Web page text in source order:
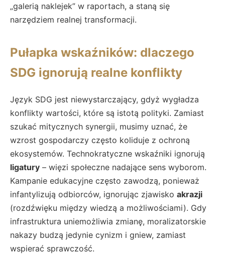
„galerią naklejek” w raportach, a staną się
narzędziem realnej transformacji.
Pułapka wskaźników: dlaczego
SDG ignorują realne konflikty
Język SDG jest niewystarczający, gdyż wygładza
konflikty wartości, które są istotą polityki. Zamiast
szukać mitycznych synergii, musimy uznać, że
wzrost gospodarczy często koliduje z ochroną
ekosystemów. Technokratyczne wskaźniki ignorują
ligatury – więzi społeczne nadające sens wyborom.
Kampanie edukacyjne często zawodzą, ponieważ
infantylizują odbiorców, ignorując zjawisko akrazji
(rozdźwięku między wiedzą a możliwościami). Gdy
infrastruktura uniemożliwia zmianę, moralizatorskie
nakazy budzą jedynie cynizm i gniew, zamiast
wspierać sprawczość.